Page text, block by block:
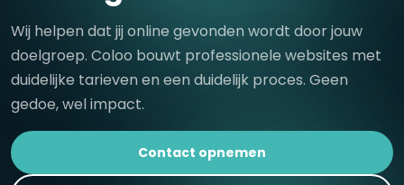
Wij helpen dat jij online gevonden wordt door jouw
doelgroep. Coloo bouwt professionele websites met
duidelijke tarieven en een duidelijk proces. Geen
gedoe, wel impact.
Contact opnemen